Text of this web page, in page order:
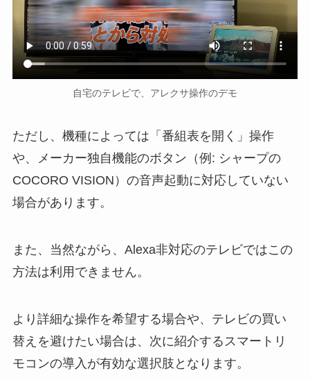
自宅のテレビで、アレクサ操作のデモ
ただし、機種によっては「番組表を開く」操作
や、メーカー独自機能のボタン（例: シャープの
COCORO VISION）の音声起動に対応していない
場合があります。
また、当然ながら、Alexa非対応のテレビではこの
方法は利用できません。
より詳細な操作を希望する場合や、テレビの買い
替えを避けたい場合は、次に紹介するスマートリ
モコンの導入が有効な選択肢となります。